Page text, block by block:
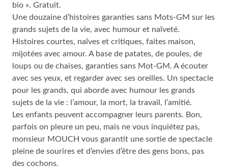
bio ». Gratuit.
Une douzaine d’histoires garanties sans Mots-GM sur les
grands sujets de la vie, avec humour et naïveté.
Histoires courtes, naïves et critiques, faites maison,
mijotées avec amour. A base de patates, de poules, de
loups ou de chaises, garanties sans Mot-GM. A écouter
avec ses yeux, et regarder avec ses oreilles. Un spectacle
pour les grands, qui aborde avec humour les grands
sujets de la vie : l’amour, la mort, la travail, l’amitié.
Les enfants peuvent accompagner leurs parents. Bon,
parfois on pleure un peu, mais ne vous inquiétez pas,
monsieur MOUCH vous garantit une sortie de spectacle
pleine de sourires et d’envies d’être des gens bons, pas
des cochons.